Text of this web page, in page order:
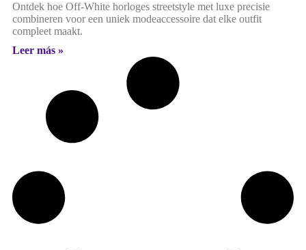
Ontdek hoe Off-White horloges streetstyle met luxe precisie
combineren voor een uniek modeaccessoire dat elke outfit
compleet maakt.
Leer más »